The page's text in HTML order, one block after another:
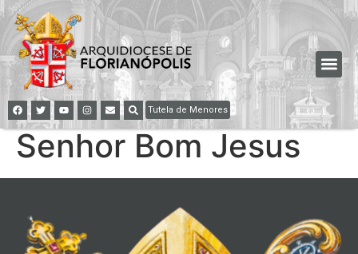
Tutela de Menores
Senhor Bom Jesus